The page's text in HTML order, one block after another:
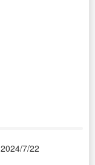
2024/7/22